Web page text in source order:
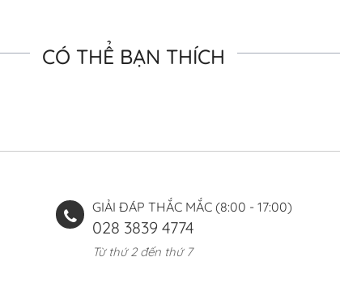
CÓ THỂ BẠN THÍCH
GIẢI ĐÁP THẮC MẮC (8:00 - 17:00)
028 3839 4774
Từ thứ 2 đến thứ 7